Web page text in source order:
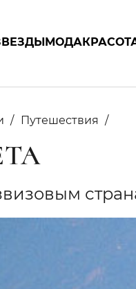
МОДА
Путешествия